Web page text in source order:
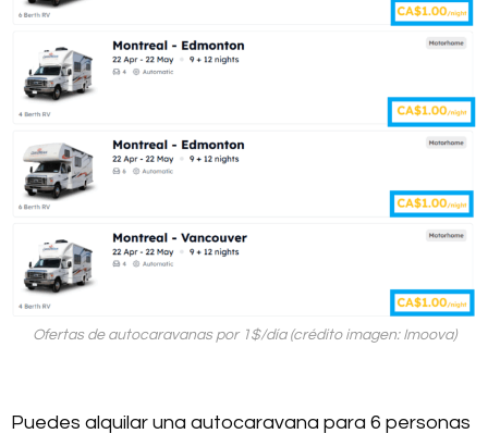
Ofertas de autocaravanas por 1$/día (crédito imagen: Imoova)
Puedes alquilar una autocaravana para 6 personas